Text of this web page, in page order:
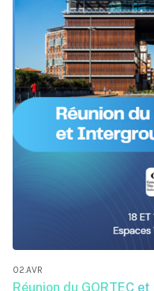
02.AVR
Réunion du GORTEC et